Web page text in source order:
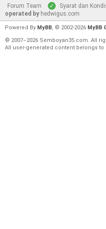
Forum Team Syarat dan
operated by hedwigus.com
Powered By MyBB, © 2002-2026 MyBB
© 2007–2026 Semboyan35.com. All
All user-generated content belongs to